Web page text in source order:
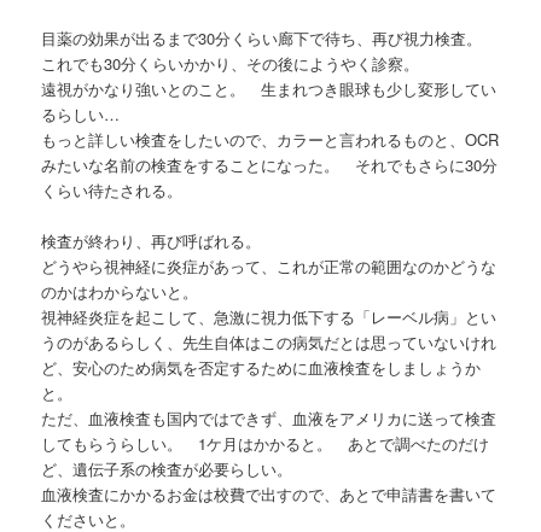
目薬の効果が出るまで30分くらい廊下で待ち、再び視力検査。
これでも30分くらいかかり、その後にようやく診察。
遠視がかなり強いとのこと。 生まれつき眼球も少し変形してい
るらしい…
もっと詳しい検査をしたいので、カラーと言われるものと、OCR
みたいな名前の検査をすることになった。 それでもさらに30分
くらい待たされる。
検査が終わり、再び呼ばれる。
どうやら視神経に炎症があって、これが正常の範囲なのかどうな
のかはわからないと。
視神経炎症を起こして、急激に視力低下する「レーベル病」とい
うのがあるらしく、先生自体はこの病気だとは思っていないけれ
ど、安心のため病気を否定するために血液検査をしましょうか
と。
ただ、血液検査も国内ではできず、血液をアメリカに送って検査
してもらうらしい。 1ケ月はかかると。 あとで調べたのだけ
ど、遺伝子系の検査が必要らしい。
血液検査にかかるお金は校費で出すので、あとで申請書を書いて
くださいと。